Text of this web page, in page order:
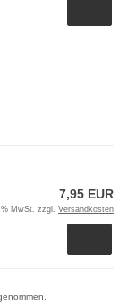
7,95 EUR
MwSt. zzgl. Versandkosten